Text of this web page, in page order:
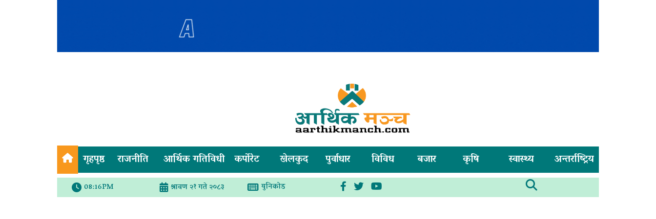
गृहपृष्ठ राजनीति आर्थिक गतिविधी कर्पोरेट खेलकुद पुर्वाधार विविध बजार कृषि स्वास्थ्य अन्तर्राष्ट्रिय
08:16PM श्रावण २१ गते २०८३ युनिकोड